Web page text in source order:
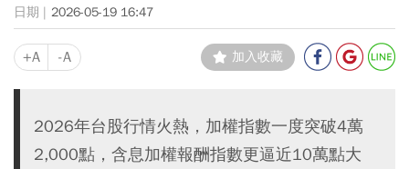
2026-05-19 16:47
+A -A 加入收藏
2026年台股行情火熱，加權指數一度突破4萬
2,000點，含息加權報酬指數更逼近10萬點大